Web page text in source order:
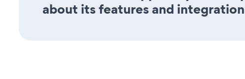
about its features and